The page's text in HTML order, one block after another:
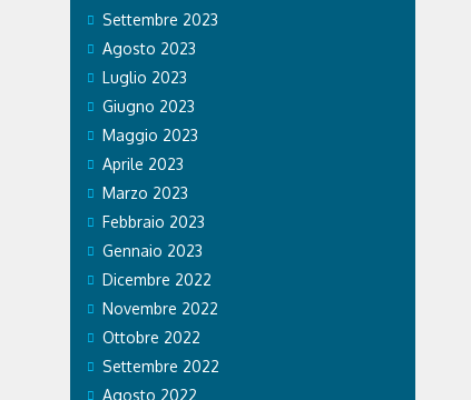
Settembre 2023
Agosto 2023
Luglio 2023
Giugno 2023
Maggio 2023
Aprile 2023
Marzo 2023
Febbraio 2023
Gennaio 2023
Dicembre 2022
Novembre 2022
Ottobre 2022
Settembre 2022
Agosto 2022